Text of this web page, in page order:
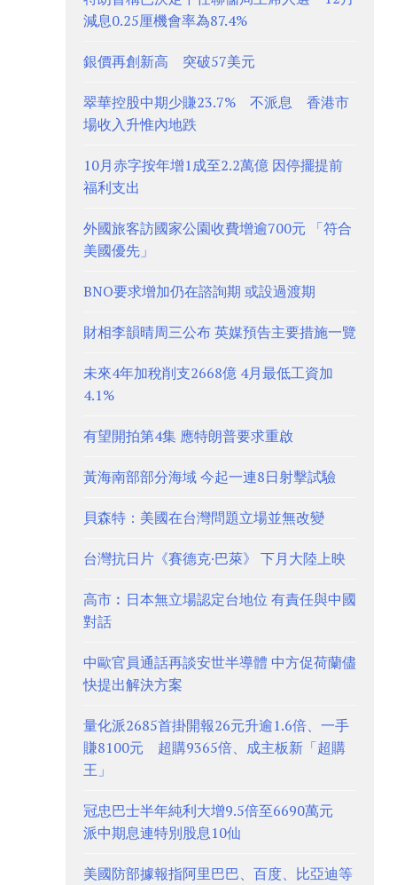
減息0.25厘機會率為87.4%
銀價再創新高 突破57美元
翠華控股中期少賺23.7% 不派息 香港市
場收入升惟內地跌
10月赤字按年增1成至2.2萬億 因停擺提前
福利支出
外國旅客訪國家公園收費增逾700元 「符合
美國優先」
BNO要求增加仍在諮詢期 或設過渡期
財相李韻晴周三公布 英媒預告主要措施一覽
未來4年加稅削支2668億 4月最低工資加
4.1%
有望開拍第4集 應特朗普要求重啟
黃海南部部分海域 今起一連8日射擊試驗
貝森特：美國在台灣問題立場並無改變
台灣抗日片《賽德克·巴萊》 下月大陸上映
高市︰日本無立場認定台地位 有責任與中國
對話
中歐官員通話再談安世半導體 中方促荷蘭儘
快提出解決方案
量化派2685首掛開報26元升逾1.6倍、一手
賺8100元 超購9365倍、成主板新「超購
王」
冠忠巴士半年純利大增9.5倍至6690萬元
派中期息連特別股息10仙
美國防部據報指阿里巴巴、百度、比亞迪等